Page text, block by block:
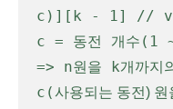
c)][k - 1] // v =
c = 동전 개수(1
=> n원을 k개까
c(사용되는 동전) 원